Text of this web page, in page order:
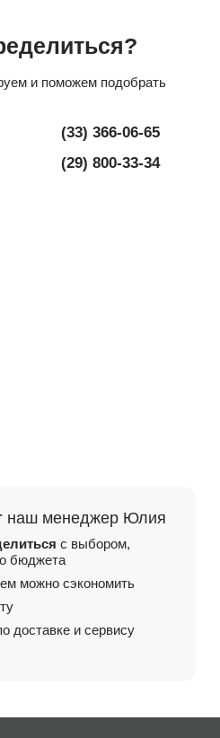
и поможем подобрать
(33) 366-06-65
(29) 800-33-34
наш менеджер Юлия
с выбором,
бюджета
можно сэкономить
доставке и сервису